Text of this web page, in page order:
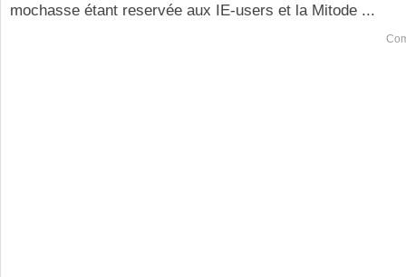
mochasse étant reservée aux IE-users et la Mitode ...